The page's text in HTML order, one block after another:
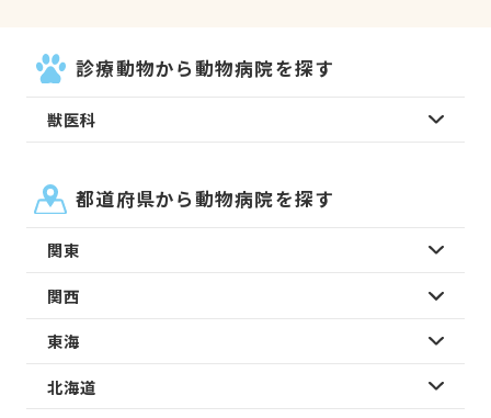
診療動物から動物病院を探す
獣医科
都道府県から動物病院を探す
関東
関西
東海
北海道